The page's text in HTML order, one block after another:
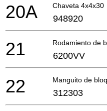
Chaveta 4x4x30
20A 948920
Rodamiento de
21 6200VV
Manguito de
22 312303